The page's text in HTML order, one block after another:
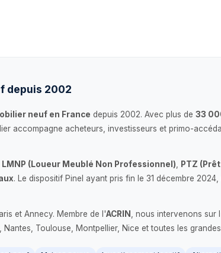
depuis 2002
neuf en France depuis 2002. Avec plus de 33
accompagne acheteurs, investisseurs et primo-
LMNP (Loueur Meublé Non Professionnel) PTZ
. Le dispositif Pinel ayant pris fin le 31 décembre
et Annecy. Membre de l'ACRIN
, nous intervenons sur
Toulouse, Montpellier, Nice et toutes les